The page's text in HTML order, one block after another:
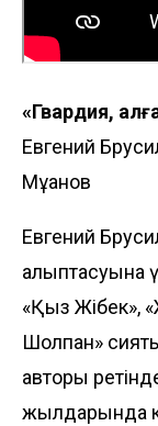
«Гвардия,
Евгений
Мұқанов
Евгений
қалыптасуына
«Қыз Жібек»,
Шолпан»
авторы
жылдарында